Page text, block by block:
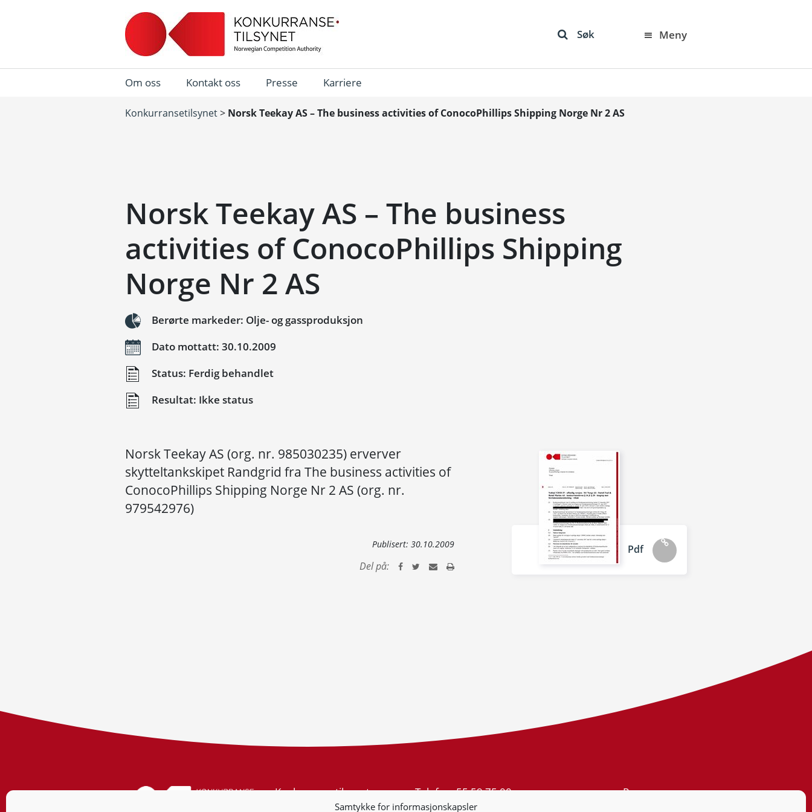
Samtykke for informasjonskapsler
Søk Meny
Om oss Kontakt oss Presse Karriere
Konkurransetilsynet> Norsk Teekay AS – The business activities of ConocoPhillips Shipping Norge Nr 2 AS
Norsk Teekay AS – The business
activities of ConocoPhillips Shipping
Norge Nr 2 AS
Berørte markeder: Olje- og gassproduksjon
Dato mottatt: 30.10.2009
Status: Ferdig behandlet
Resultat: Ikke status
Norsk Teekay AS (org. nr. 985030235) erverver
skytteltankskipet Randgrid fra The business activities of
ConocoPhillips Shipping Norge Nr 2 AS (org. nr.
979542976)
Publisert: 30.10.2009
Del på:
Pdf
Konkurransetilsynet
Postboks 439 Sentrum
Telefon:55 59 75 00
E-post:post@kt.no
Personvern